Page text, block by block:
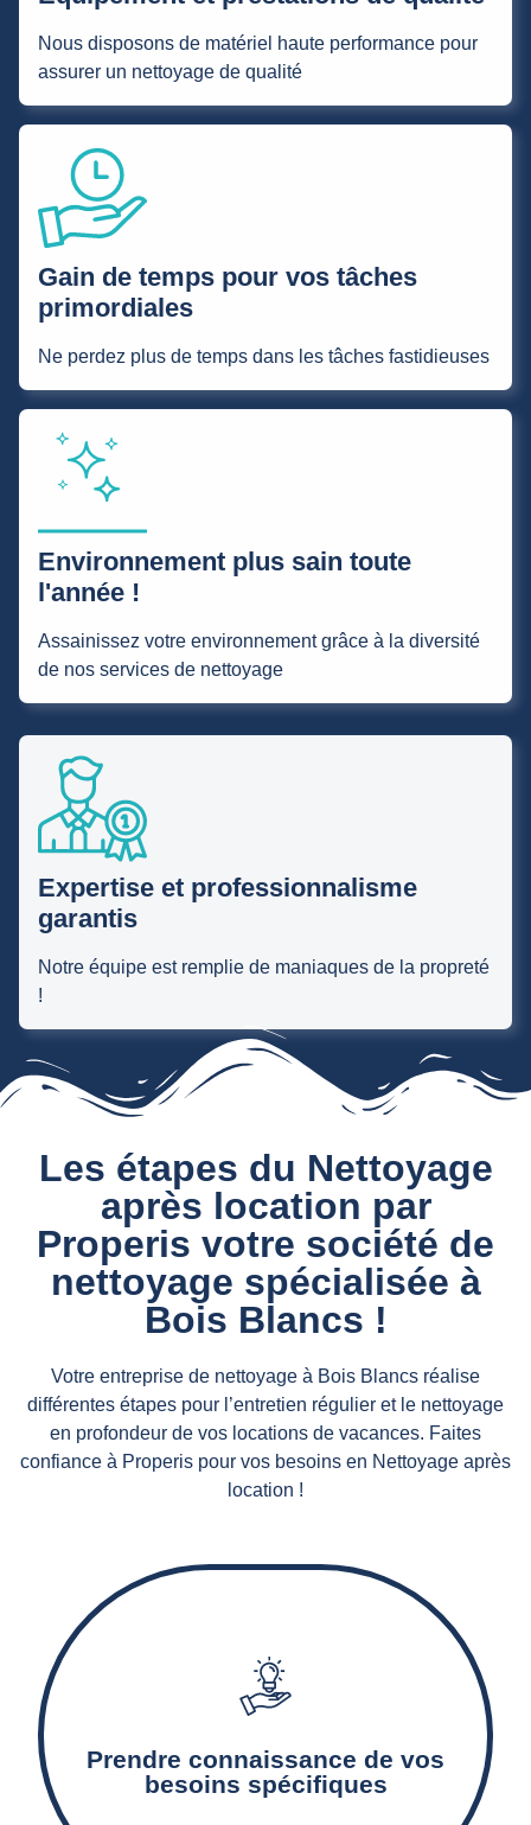
Nous disposons de matériel haute performance pour
assurer un nettoyage de qualité
Gain de temps pour vos tâches
primordiales
Ne perdez plus de temps dans les tâches fastidieuses
Environnement plus sain toute
l'année !
Assainissez votre environnement grâce à la diversité
de nos services de nettoyage
Expertise et professionnalisme
garantis
Notre équipe est remplie de maniaques de la propreté
Les étapes du Nettoyage
après location par
Properis votre société de
nettoyage spécialisée à
Bois Blancs !
Votre entreprise de nettoyage à Bois Blancs réalise
différentes étapes pour l’entretien régulier et le nettoyage
en profondeur de vos locations de vacances. Faites
confiance à Properis pour vos besoins en Nettoyage après
location !
Prendre connaissance de vos
besoins spécifiques
Notre agence de nettoyage détermine les
matériels adaptés.